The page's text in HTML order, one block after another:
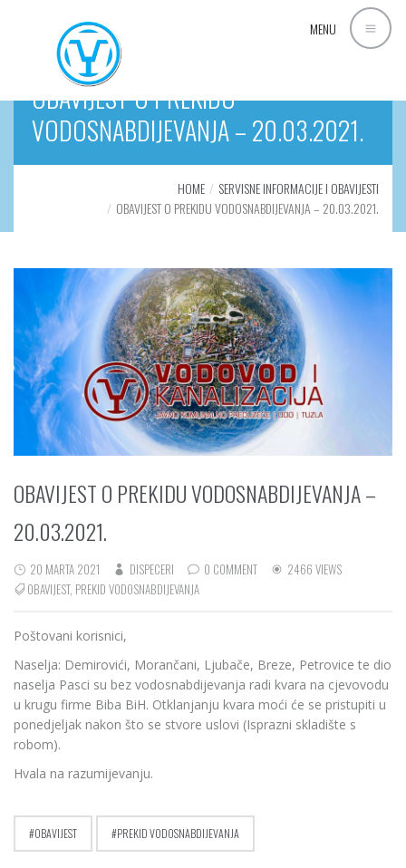
MENU
OBAVIJEST O PREKIDU
VODOSNABDIJEVANJA – 20.03.2021.
HOME
SERVISNE INFORMACIJE I OBAVIJESTI
OBAVIJEST O PREKIDU VODOSNABDIJEVANJA – 20.03.2021.
OBAVIJEST O PREKIDU VODOSNABDIJEVANJA –
20.03.2021.
20 MARTA 2021 DISPECERI 0 COMMENT
2466 VIEWS
OBAVIJEST, PREKID VODOSNABDIJEVANJA
Poštovani korisnici,
Naselja: Demirovići, Morančani, Ljubače, Breze, Petrovice te dio
naselja Pasci su bez vodosnabdijevanja radi kvara na cjevovodu
u krugu firme Biba BiH. Otklanjanju kvara moći će se pristupiti u
ponedjeljak nakon što se stvore uslovi (Isprazni skladište s
robom).
Hvala na razumijevanju.
OBAVIJEST PREKID VODOSNABDIJEVANJA